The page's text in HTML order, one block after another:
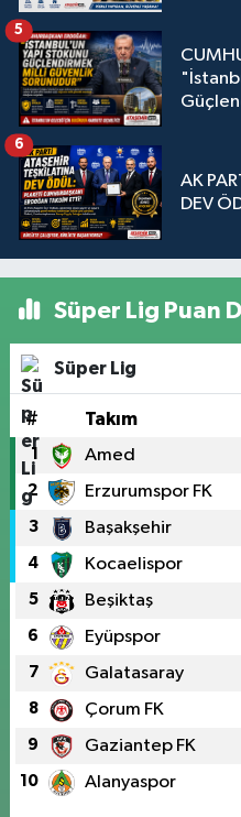
5
AK
DEV
6
Süper Lig Puan
Süper Lig
# Takım
1 Amed
2 Erzurumspor FK
3 Başakşehir
4 Kocaelispor
5 Beşiktaş
6 Eyüpspor
7 Galatasaray
8 Çorum FK
9 Gaziantep FK
10 Alanyaspor